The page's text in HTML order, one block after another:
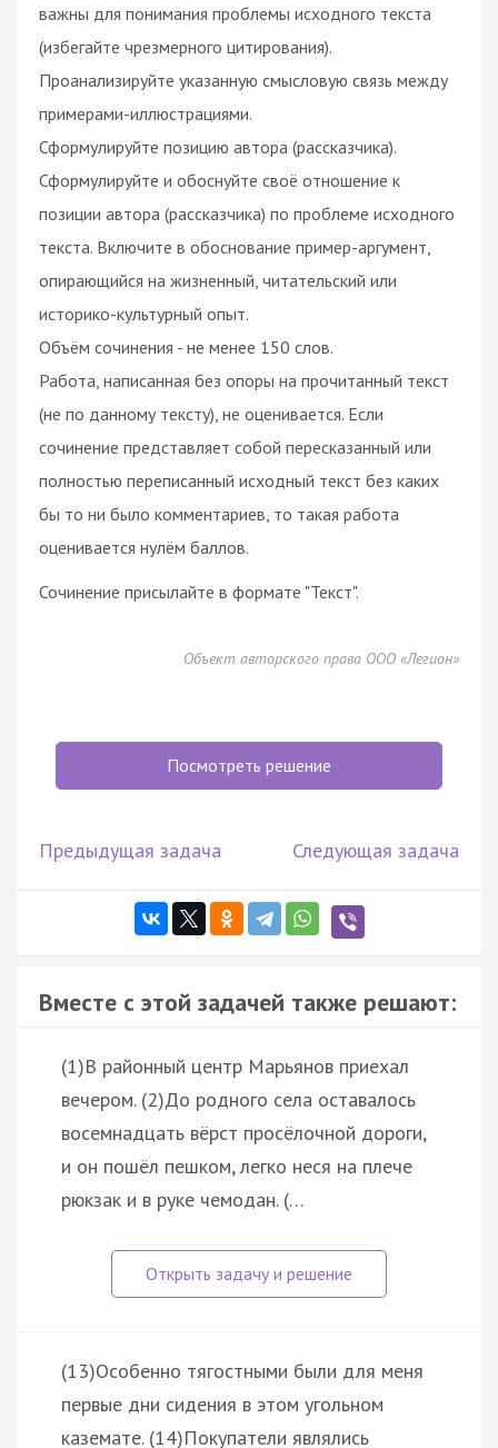
важны для понимания проблемы исходного текста
(избегайте чрезмерного цитирования).
Проанализируйте указанную смысловую связь между
примерами-иллюстрациями.
Сформулируйте позицию автора (рассказчика).
Сформулируйте и обоснуйте своё отношение к
позиции автора (рассказчика) по проблеме исходного
текста. Включите в обоснование пример-аргумент,
опирающийся на жизненный, читательский или
историко-культурный опыт.
Объём сочинения - не менее 150 слов.
Работа, написанная без опоры на прочитанный текст
(не по данному тексту), не оценивается. Если
сочинение представляет собой пересказанный или
полностью переписанный исходный текст без каких
бы то ни было комментариев, то такая работа
оценивается нулём баллов.
Сочинение присылайте в формате "Текст".
Объект авторского права ООО «Легион»
Посмотреть решение
Предыдущая задача Следующая задача
Вместе с этой задачей также решают:
(1)В районный центр Марьянов приехал
вечером. (2)До родного села оставалось
восемнадцать вёрст просёлочной дороги,
и он пошёл пешком, легко неся на плече
рюкзак и в руке чемодан. (…
(13)Особенно тягостными были для меня
первые дни сидения в этом угольном
каземате. (14)Покупатели являлись